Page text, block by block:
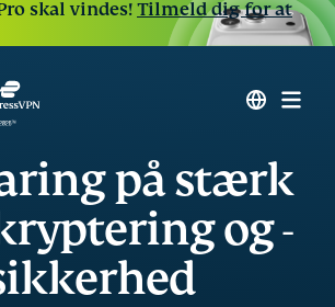
skal vindes!Tilmeld dig for at
på stærk
og -